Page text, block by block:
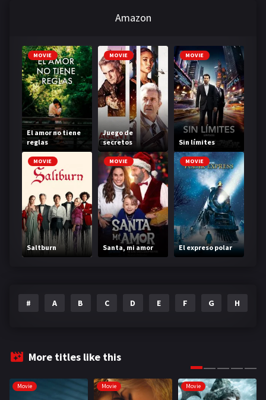
Amazon
MOVIE
El amor no tiene
reglas
MOVIE
Juego de
secretos
MOVIE
Sin límites
MOVIE
Saltburn
MOVIE
Santa, mi amor
MOVIE
El expreso polar
# A B C D E F G H
More titles like this
Movie Movie Movie